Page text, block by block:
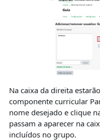
Na caixa da direita
componente curricular
nome desejado e clique
passam a aparecer na
incluídos no grupo.